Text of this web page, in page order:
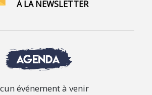
À LA NEWSLETTER
AGENDA
événement à venir